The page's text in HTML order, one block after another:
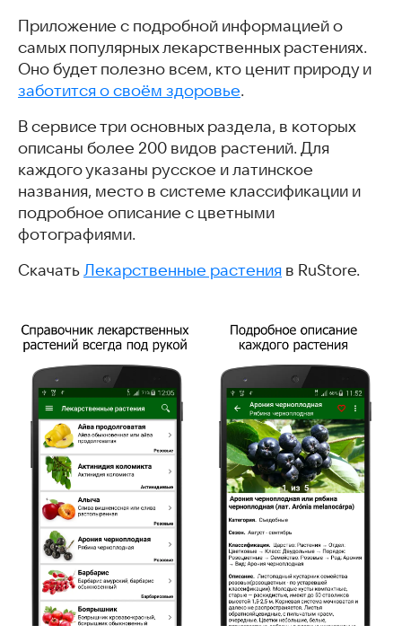
Приложение с подробной информацией о
самых популярных лекарственных растениях.
Оно будет полезно всем, кто ценит природу и
заботится о своём здоровье.
В сервисе три основных раздела, в которых
описаны более 200 видов растений. Для
каждого указаны русское и латинское
названия, место в системе классификации и
подробное описание с цветными
фотографиями.
Скачать Лекарственные растения в RuStore.